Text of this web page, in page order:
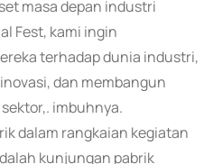
masa depan industri
Fest, kami ingin
terhadap dunia industri,
dan membangun
imbuhnya.
dalam rangkaian kegiatan
kunjungan pabrik